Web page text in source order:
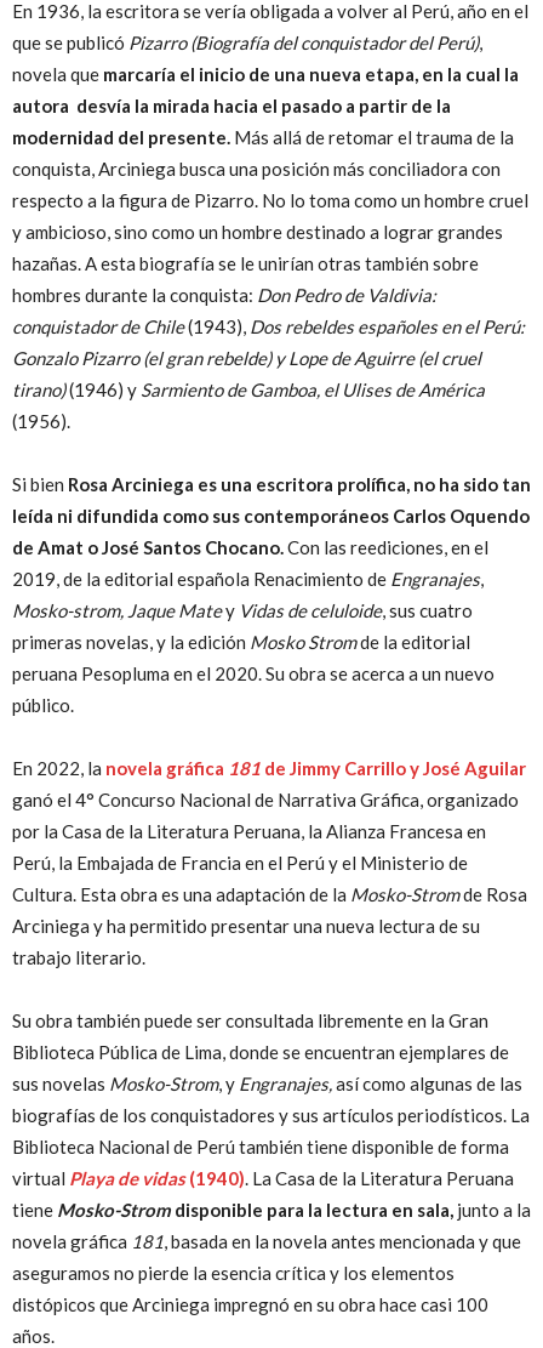
En 1936, la escritora se vería obligada a volver al Perú, año en el
que se publicó Pizarro (Biografía del conquistador del Perú),
novela que marcaría el inicio de una nueva etapa, en la cual la
autora desvía la mirada hacia el pasado a partir de la
modernidad del presente. Más allá de retomar el trauma de la
conquista, Arciniega busca una posición más conciliadora con
respecto a la figura de Pizarro. No lo toma como un hombre cruel
y ambicioso, sino como un hombre destinado a lograr grandes
hazañas. A esta biografía se le unirían otras también sobre
hombres durante la conquista: Don Pedro de Valdivia:
conquistador de Chile(1943), Dos rebeldes españoles en el Perú:
Gonzalo Pizarro (el gran rebelde) y Lope de Aguirre (el cruel
tirano)(1946) y Sarmiento de Gamboa, el Ulises de América
(1956).
Si bien Rosa Arciniega es una escritora prolífica, no ha sido tan
leída ni difundida como sus contemporáneos Carlos Oquendo
de Amat o José Santos Chocano. Con las reediciones, en el
2019, de la editorial española Renacimiento de Engranajes,
Mosko-strom, Jaque Matey Vidas de celuloide, sus cuatro
primeras novelas, y la edición Mosko Stromde la editorial
peruana Pesopluma en el 2020. Su obra se acerca a un nuevo
público.
En 2022, la novela gráfica 181 de Jimmy Carrillo y José Aguilar
ganó el 4° Concurso Nacional de Narrativa Gráfica, organizado
por la Casa de la Literatura Peruana, la Alianza Francesa en
Perú, la Embajada de Francia en el Perú y el Ministerio de
Cultura. Esta obra es una adaptación de la Mosko-Stromde Rosa
Arciniega y ha permitido presentar una nueva lectura de su
trabajo literario.
Su obra también puede ser consultada libremente en la Gran
Biblioteca Pública de Lima, donde se encuentran ejemplares de
sus novelas Mosko-Strom, y Engranajes, así como algunas de las
biografías de los conquistadores y sus artículos periodísticos. La
Biblioteca Nacional de Perú también tiene disponible de forma
virtual Playa de vidas(1940) . La Casa de la Literatura Peruana
tiene Mosko-Strom disponible para la lectura en sala, junto a la
novela gráfica 181 , basada en la novela antes mencionada y que
aseguramos no pierde la esencia crítica y los elementos
distópicos que Arciniega impregnó en su obra hace casi 100
años.